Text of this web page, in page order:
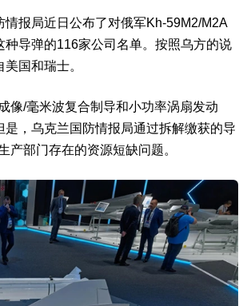
报局近日公布了对俄军Kh-59M2/M2A
导弹的116家公司名单。按照乌方的说
国和瑞士。
像/毫米波复合制导和小功率涡扇发动
，乌克兰国防情报局通过拆解缴获的导
部门存在的资源短缺问题。